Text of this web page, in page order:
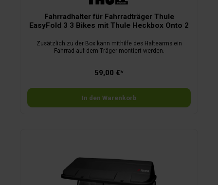
Fahrradhalter für Fahrradträger Thule
EasyFold 3 3 Bikes mit Thule Heckbox Onto 2
Zusätzlich zu der Box kann mithilfe des Haltearms ein
Fahrrad auf dem Träger montiert werden.
59,00 €*
In den Warenkorb